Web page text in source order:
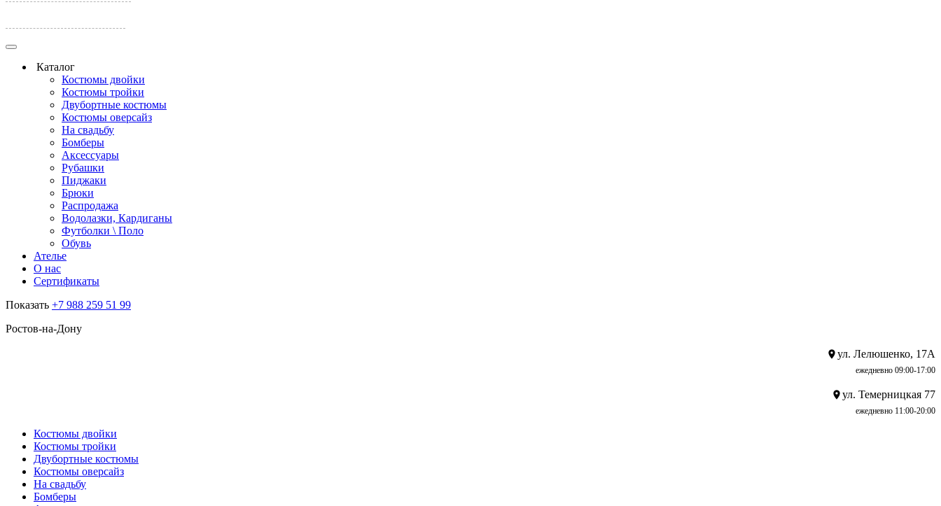
Каталог
Костюмы двойки
Костюмы тройки
Двубортные костюмы
Костюмы оверсайз
На свадьбу
Бомберы
Аксессуары
Рубашки
Пиджаки
Брюки
Распродажа
Водолазки, Кардиганы
Футболки \ Поло
Обувь
Ателье
О нас
Сертификаты
Показать +7 988 259 51 99
Ростов-на-Дону
ул. Лелюшенко, 17А
ежедневно 09:00-17:00
ул. Темерницкая 77
ежедневно 11:00-20:00
Костюмы двойки
Костюмы тройки
Двубортные костюмы
Костюмы оверсайз
На свадьбу
Бомберы